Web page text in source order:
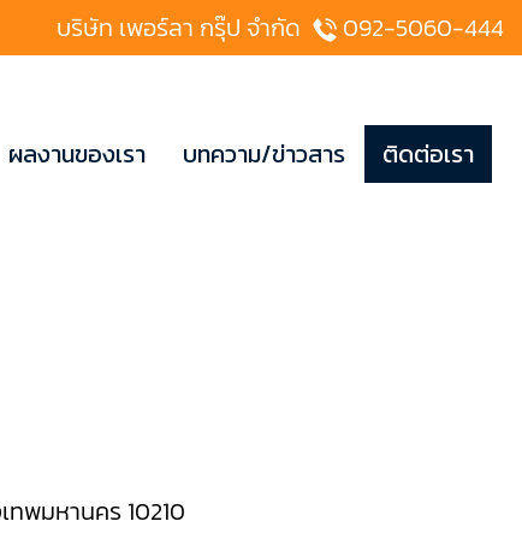
บริษัท เพอร์ลา กรุ๊ป จำกัด 092-5060-444
ผลงานของเรา บทความ/ข่าวสาร ติดต่อเรา
ทพมหานคร 10210